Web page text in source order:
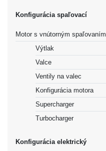
Konfigurácia spaľovací
Motor s vnútorným spaľovaním
Výtlak
Valce
Ventily na valec
Konfigurácia motora
Supercharger
Turbocharger
Konfigurácia elektrický